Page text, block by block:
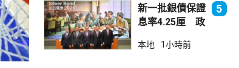
新一批銀債保證
息率4.25厘 政
吸引力
5
本地 1小時前